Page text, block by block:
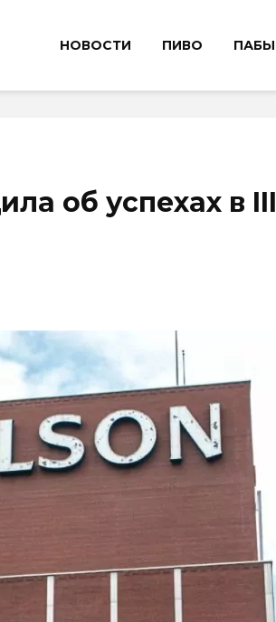
НОВОСТИ ПИВО ПАБЫ
об успехах в III